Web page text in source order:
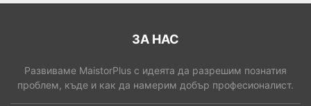
ЗА НАС
Развиваме MaistorPlus с идеята да разрешим познатия
проблем, къде и как да намерим добър професионалист.